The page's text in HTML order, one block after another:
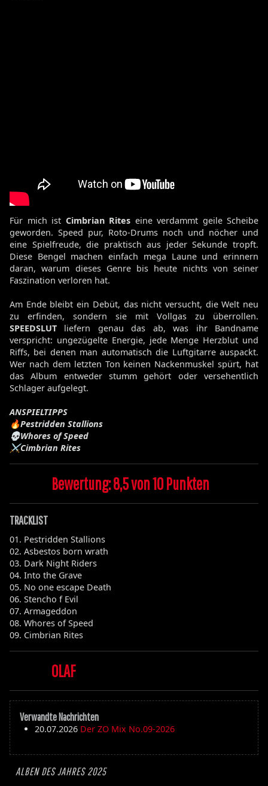
ALBEN DES JAHRES 2025
Für mich ist Cimbrian Rites eine verdammt geile Scheibe
geworden. Speed pur, Roto-Drums noch und nöcher und
eine Spielfreude, die praktisch aus jeder Sekunde tropft.
Diese Bengel machen einfach mega Laune und erinnern
daran, warum dieses Genre bis heute nichts von seiner
Faszination verloren hat.
Am Ende bleibt ein Debüt, das nicht versucht, die Welt neu
zu erfinden, sondern sie mit Vollgas zu überrollen.
SPEEDSLUT liefern genau das ab, was ihr Bandname
verspricht: ungezügelte Energie, jede Menge Herzblut und
Riffs, bei denen man automatisch die Luftgitarre auspackt.
Wer nach dem letzten Ton keinen Nackenmuskel spürt, hat
das Album entweder stumm gehört oder versehentlich
Schlager aufgelegt.
ANSPIELTIPPS
🔥Pestridden Stallions
💀Whores of Speed
⚔️Cimbrian Rites
Bewertung: 8,5 von 10 Punkten
TRACKLIST
01. Pestridden Stallions
02. Asbestos born wrath
03. Dark Night Riders
04. Into the Grave
05. No one escape Death
06. Stencho f Evil
07. Armageddon
08. Whores of Speed
09. Cimbrian Rites
OLAF
Verwandte Nachrichten
20.07.2026 Der ZO Mix No.09-2026